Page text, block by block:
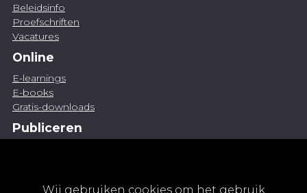
Wij gebruiken cookies om het gebruik
Beleidsinfo
Proefschriften
Vacatures
Online
E-learnings
E-books
Gratis-downloads
Publiceren
Abonnementen